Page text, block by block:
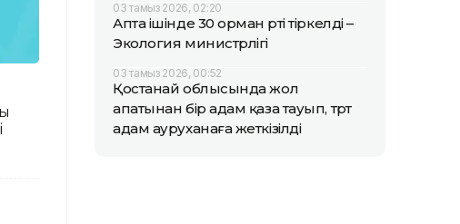
03 тамыз 2026, 02:20
Апта ішінде 30 орман өрті тіркелді –
Экология министрлігі
03 тамыз 2026, 00:52
Қостанай облысында жол
апатынан бір адам қаза тауып, төрт
адам ауруханаға жеткізілді